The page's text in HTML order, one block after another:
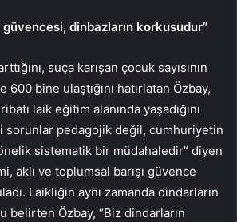
dinbazların korkusudur”
suça karışan çocuk sayısının
bine ulaştığını hatırlatan Özbay,
laik eğitim alanında yaşadığını
sorunlar pedagojik değil, cumhuriyetin
sistematik bir müdahaledir” diyen
aklı ve toplumsal barışı güvence
Laikliğin aynı zamanda dindarların
belirten Özbay, “Biz dindarların